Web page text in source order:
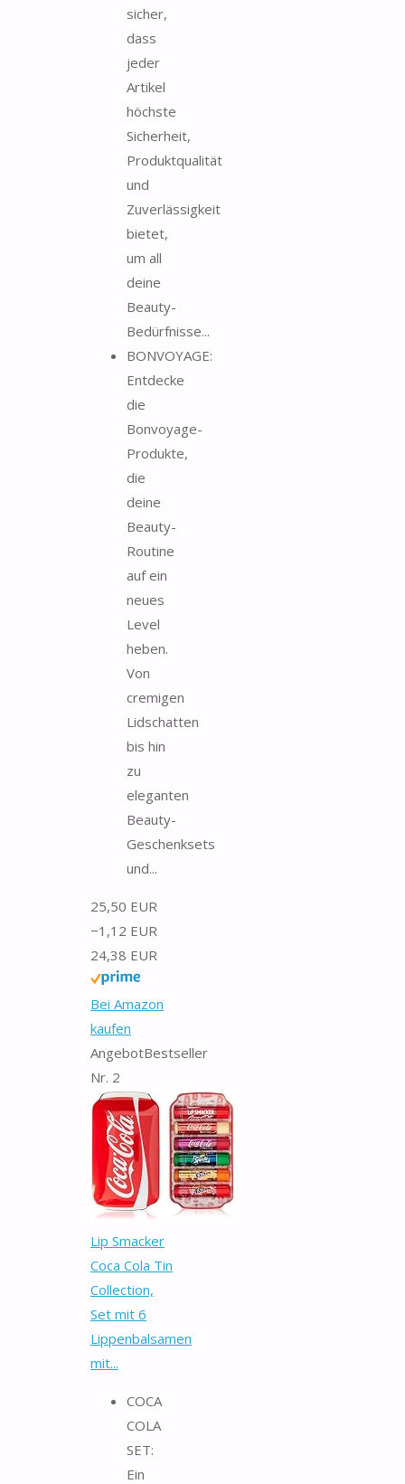
sicher,
dass
jeder
Artikel
höchste
Sicherheit,
Produktqualität
und
Zuverlässigkeit
bietet,
um all
deine
Beauty-
Bedürfnisse...
BONVOYAGE:
Entdecke
die
Bonvoyage-
Produkte,
die
deine
Beauty-
Routine
auf ein
neues
Level
heben.
Von
cremigen
Lidschatten
bis hin
zu
eleganten
Beauty-
Geschenksets
und...
25,50 EUR
−1,12 EUR
24,38 EUR
Bei Amazon
kaufen
AngebotBestseller
Nr. 2
Lip Smacker
Coca Cola Tin
Collection,
Set mit 6
Lippenbalsamen
mit...
COCA
COLA
SET:
Ein